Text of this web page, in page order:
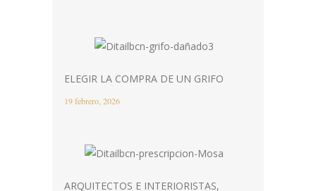
ELEGIR LA COMPRA DE UN GRIFO
19 febrero, 2026
ARQUITECTOS E INTERIORISTAS,